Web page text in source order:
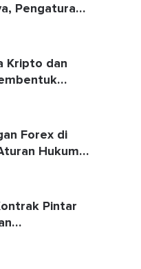
Pengaturan
Kripto dan
dan
Forex di
Hukum,
Perd...
Pintar
Kontrak